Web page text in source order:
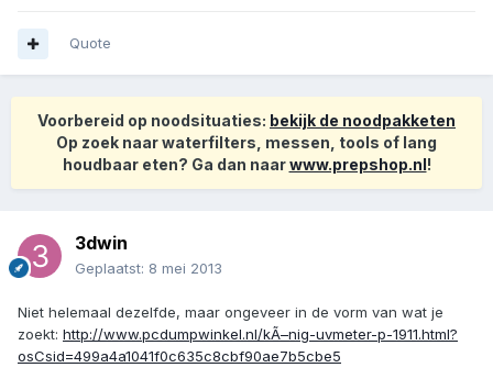
Quote
Voorbereid op noodsituaties: bekijk de noodpakketen
Op zoek naar waterfilters, messen, tools of lang
houdbaar eten? Ga dan naarwww.prepshop.nl!
3dwin
Geplaatst: 8 mei 2013
Niet helemaal dezelfde, maar ongeveer in de vorm van wat je
zoekt: http://www.pcdumpwinkel.nl/kÃ–nig-uvmeter-p-1911.html?
osCsid=499a4a1041f0c635c8cbf90ae7b5cbe5